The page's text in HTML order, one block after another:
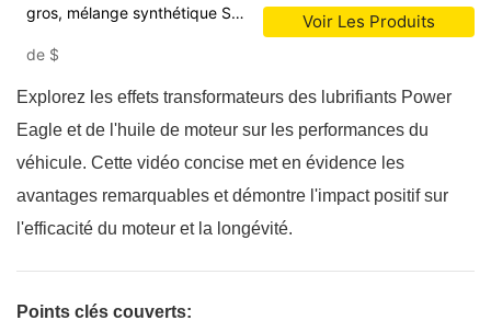
gros, mélange synthétique SP
synthétique, vente en gros
de $
Voir Les Produits
Explorez les effets transformateurs des lubrifiants Power
Eagle et de l'huile de moteur sur les performances du
véhicule. Cette vidéo concise met en évidence les
avantages remarquables et démontre l'impact positif sur
l'efficacité du moteur et la longévité.
Points clés couverts: